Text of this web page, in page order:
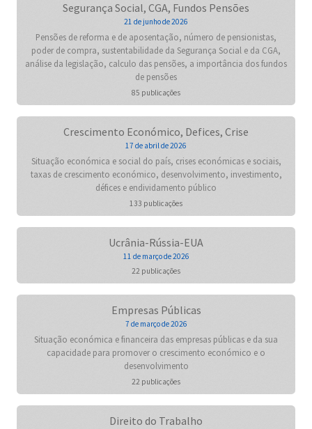
Segurança Social, CGA, Fundos Pensões
21 de junho de 2026
Pensões de reforma e de aposentação, número de pensionistas,
poder de compra, sustentabilidade da Segurança Social e da CGA,
análise da legislação, calculo das pensões, a importância dos fundos
de pensões
85 publicações
Crescimento Económico, Defices, Crise
17 de abril de 2026
Situação económica e social do país, crises económicas e sociais,
taxas de crescimento económico, desenvolvimento, investimento,
défices e endividamento público
133 publicações
Ucrânia-Rússia-EUA
11 de março de 2026
22 publicações
Empresas Públicas
7 de março de 2026
Situação económica e financeira das empresas públicas e da sua
capacidade para promover o crescimento económico e o
desenvolvimento
22 publicações
Direito do Trabalho